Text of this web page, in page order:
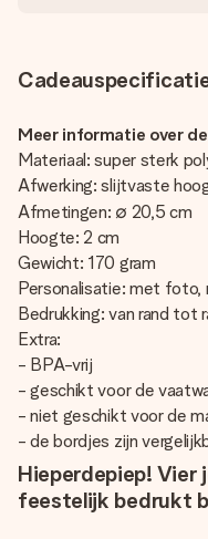
Meer informatie over
Materiaal: super sterk
Afwerking: slijtvaste
Afmetingen: ∅ 20,5 cm
Hoogte: 2 cm
Gewicht: 170 gram
Personalisatie: met foto,
Bedrukking: van rand tot
Extra:
- BPA-vrij
- geschikt voor de
- niet geschikt voor de
- de bordjes zijn
Hieperdepiep! Vier
feestelijk bedrukt